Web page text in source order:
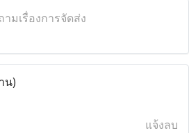
ามเรื่องการจัดส่ง
น)
แจ้งลบ